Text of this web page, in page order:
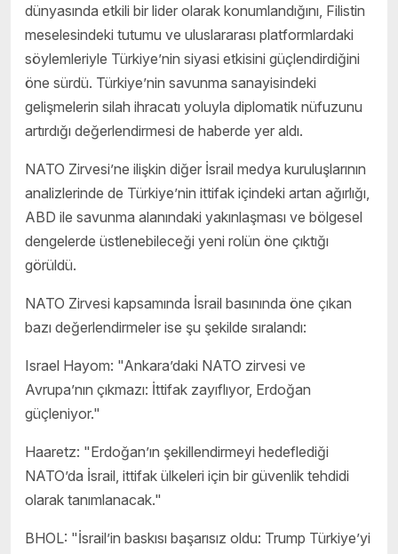
dünyasında etkili bir lider olarak konumlandığını, Filistin
meselesindeki tutumu ve uluslararası platformlardaki
söylemleriyle Türkiye’nin siyasi etkisini güçlendirdiğini
öne sürdü. Türkiye’nin savunma sanayisindeki
gelişmelerin silah ihracatı yoluyla diplomatik nüfuzunu
artırdığı değerlendirmesi de haberde yer aldı.
NATO Zirvesi’ne ilişkin diğer İsrail medya kuruluşlarının
analizlerinde de Türkiye’nin ittifak içindeki artan ağırlığı,
ABD ile savunma alanındaki yakınlaşması ve bölgesel
dengelerde üstlenebileceği yeni rolün öne çıktığı
görüldü.
NATO Zirvesi kapsamında İsrail basınında öne çıkan
bazı değerlendirmeler ise şu şekilde sıralandı:
Israel Hayom: "Ankara’daki NATO zirvesi ve
Avrupa’nın çıkmazı: İttifak zayıflıyor, Erdoğan
güçleniyor."
Haaretz: "Erdoğan’ın şekillendirmeyi hedeflediği
NATO’da İsrail, ittifak ülkeleri için bir güvenlik tehdidi
olarak tanımlanacak."
BHOL: "İsrail’in baskısı başarısız oldu: Trump Türkiye’yi